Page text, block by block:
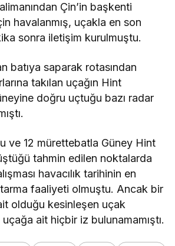
Çin’in başkenti
havalanmış, uçakla en son
sonra iletişim kurulmuştu.
batıya saparak rotasından
takılan uçağın Hint
doğru uçtuğu bazı radar
ve 12 mürettebatla Güney Hint
tahmin edilen noktalarda
havacılık tarihinin en
faaliyeti olmuştu. Ancak bir
olduğu kesinleşen uçak
uçağa ait hiçbir iz bulunamamıştı.